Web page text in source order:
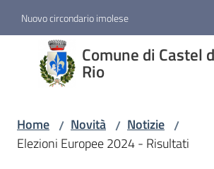
Nuovo circondario imolese
Comune di Castel
Rio
Comune
di
Castel
Home / Novità / Notizie /
Elezioni Europee 2024 - Risultati